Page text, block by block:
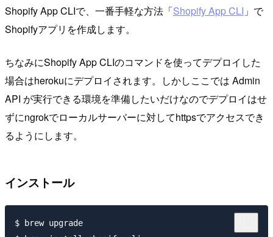
Shopify App CLIで、一番手軽な方法「Shopify App CLI 」で
Shopifyアプリを作成します。
ちなみにShopify App CLIのコマンドを使ってデプロイした
場合はherokuにデプロイされます。しかしここでは Admin
API が実行できる環境を準備したいだけなのでデプロイはせ
ずにngrokでローカルサーバーに対してhttpsでアクセスでき
るようにします。
インストール
$ brew upgrade